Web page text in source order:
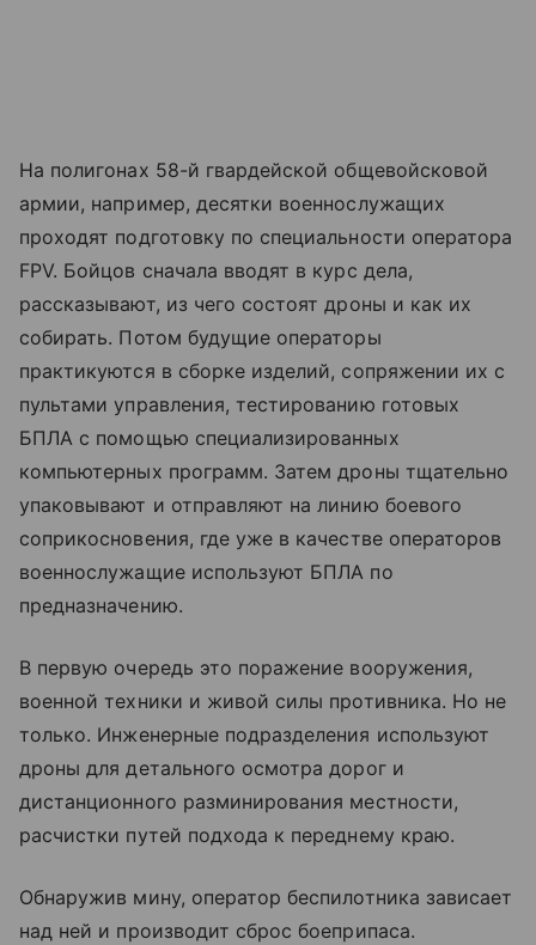
На полигонах 58-й гвардейской общевойсковой
армии, например, десятки военнослужащих
проходят подготовку по специальности оператора
FPV. Бойцов сначала вводят в курс дела,
рассказывают, из чего состоят дроны и как их
собирать. Потом будущие операторы
практикуются в сборке изделий, сопряжении их с
пультами управления, тестированию готовых
БПЛА с помощью специализированных
компьютерных программ. Затем дроны тщательно
упаковывают и отправляют на линию боевого
соприкосновения, где уже в качестве операторов
военнослужащие используют БПЛА по
предназначению.
В первую очередь это поражение вооружения,
военной техники и живой силы противника. Но не
только. Инженерные подразделения используют
дроны для детального осмотра дорог и
дистанционного разминирования местности,
расчистки путей подхода к переднему краю.
Обнаружив мину, оператор беспилотника зависает
над ней и производит сброс боеприпаса.